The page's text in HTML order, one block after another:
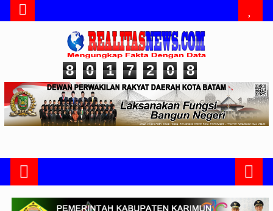
8 0 1 7 2 0 8